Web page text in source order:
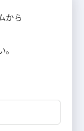
から
。